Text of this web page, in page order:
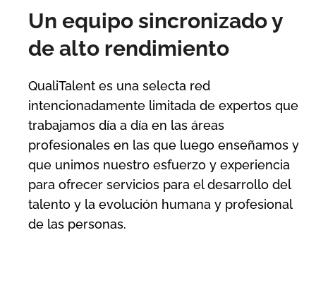
Un equipo sincronizado y
de alto rendimiento
QualiTalent es una selecta red
intencionadamente limitada de expertos que
trabajamos día a día en las áreas
profesionales en las que luego enseñamos y
que unimos nuestro esfuerzo y experiencia
para ofrecer servicios para el desarrollo del
talento y la evolución humana y profesional
de las personas.